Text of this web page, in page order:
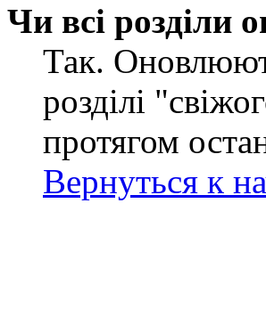
Чи всі розділи
Так.
розділі
протягом
Вернуться к